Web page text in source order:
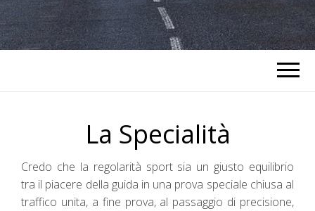
La Specialità
Credo che la regolarità sport sia un giusto equilibrio
tra il piacere della guida in una prova speciale chiusa al
traffico unita, a fine prova, al passaggio di precisione,